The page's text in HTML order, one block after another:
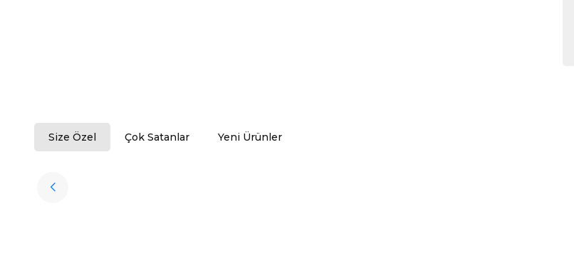
Size Özel Çok Satanlar Yeni Ürünler
Favorilere Ekle
Halıstores